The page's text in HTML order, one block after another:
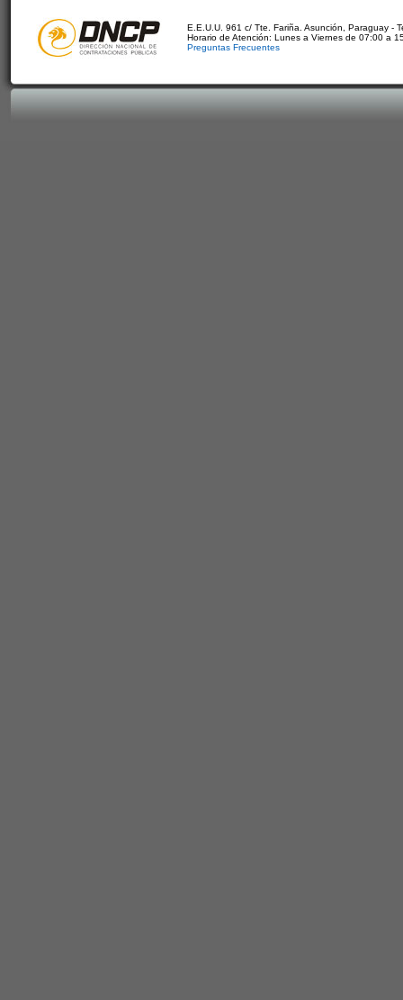
E.E.U.U. 961 c/ Tte. Fariña. Asunción, Paraguay -
Horario de Atención: Lunes a Viernes de 07:00 a
Preguntas Frecuentes